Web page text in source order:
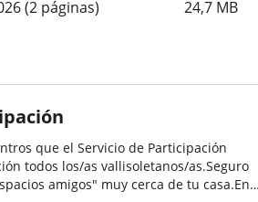
24,7 MB
(2 páginas)
que el Servicio de Participación
todos los/as vallisoletanos/as.Seguro
amigos" muy cerca de tu casa.En